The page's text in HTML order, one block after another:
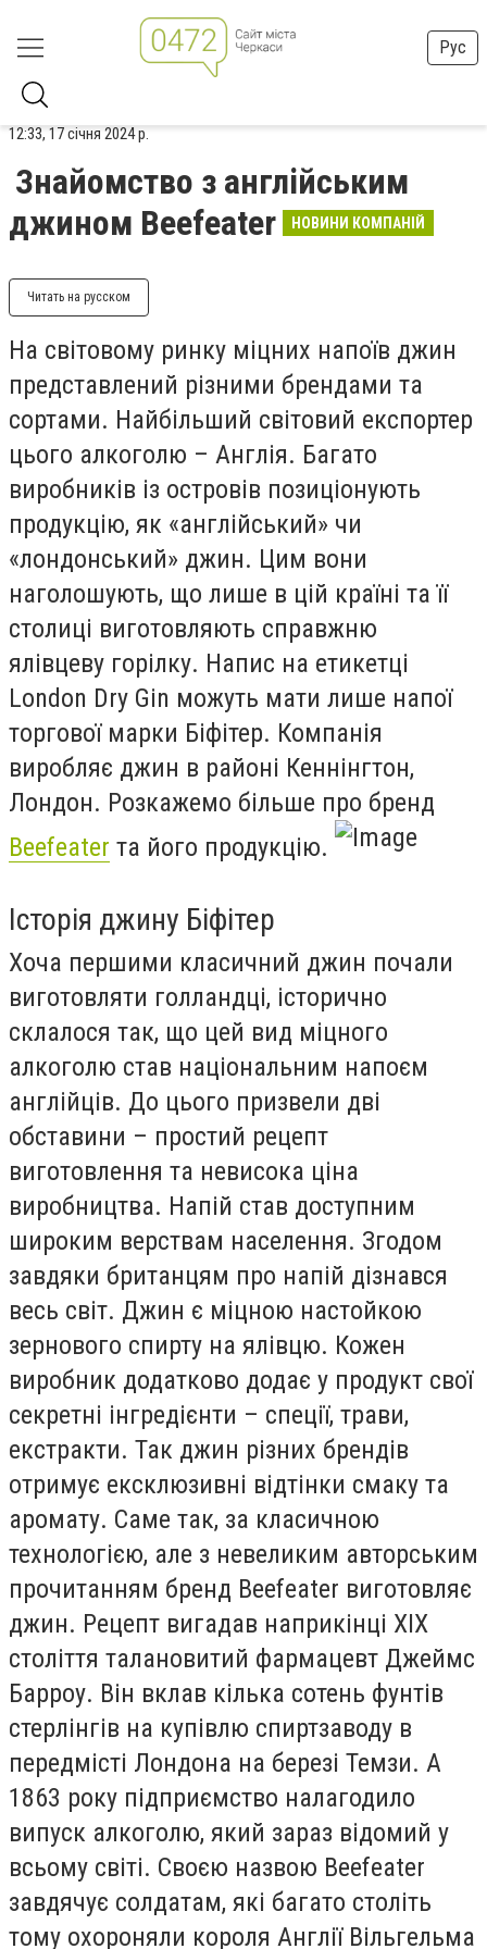
Рус
12:33, 17 січня 2024 р.
Знайомство з англійським
джином Beefeater
НОВИНИ КОМПАНІЙ
Читать на русском
На світовому ринку міцних напоїв джин
представлений різними брендами та
сортами. Найбільший світовий експортер
цього алкоголю – Англія. Багато
виробників із островів позиціонують
продукцію, як «англійський» чи
«лондонський» джин. Цим вони
наголошують, що лише в цій країні та її
столиці виготовляють справжню
ялівцеву горілку. Напис на етикетці
London Dry Gin можуть мати лише напої
торгової марки Біфітер. Компанія
виробляє джин в районі Кеннінгтон,
Лондон. Розкажемо більше про бренд
Beefeater та його продукцію.
Історія джину Біфітер
Хоча першими класичний джин почали
виготовляти голландці, історично
склалося так, що цей вид міцного
алкоголю став національним напоєм
англійців. До цього призвели дві
обставини – простий рецепт
виготовлення та невисока ціна
виробництва. Напій став доступним
широким верствам населення. Згодом
завдяки британцям про напій дізнався
весь світ. Джин є міцною настойкою
зернового спирту на ялівцю. Кожен
виробник додатково додає у продукт свої
секретні інгредієнти – спеції, трави,
екстракти. Так джин різних брендів
отримує ексклюзивні відтінки смаку та
аромату. Саме так, за класичною
технологією, але з невеликим авторським
прочитанням бренд Beefeater виготовляє
джин. Рецепт вигадав наприкінці XIX
століття талановитий фармацевт Джеймс
Барроу. Він вклав кілька сотень фунтів
стерлінгів на купівлю спиртзаводу в
передмісті Лондона на березі Темзи. А
1863 року підприємство налагодило
випуск алкоголю, який зараз відомий у
всьому світі. Своєю назвою Beefeater
завдячує солдатам, які багато століть
тому охороняли короля Англії Вільгельма